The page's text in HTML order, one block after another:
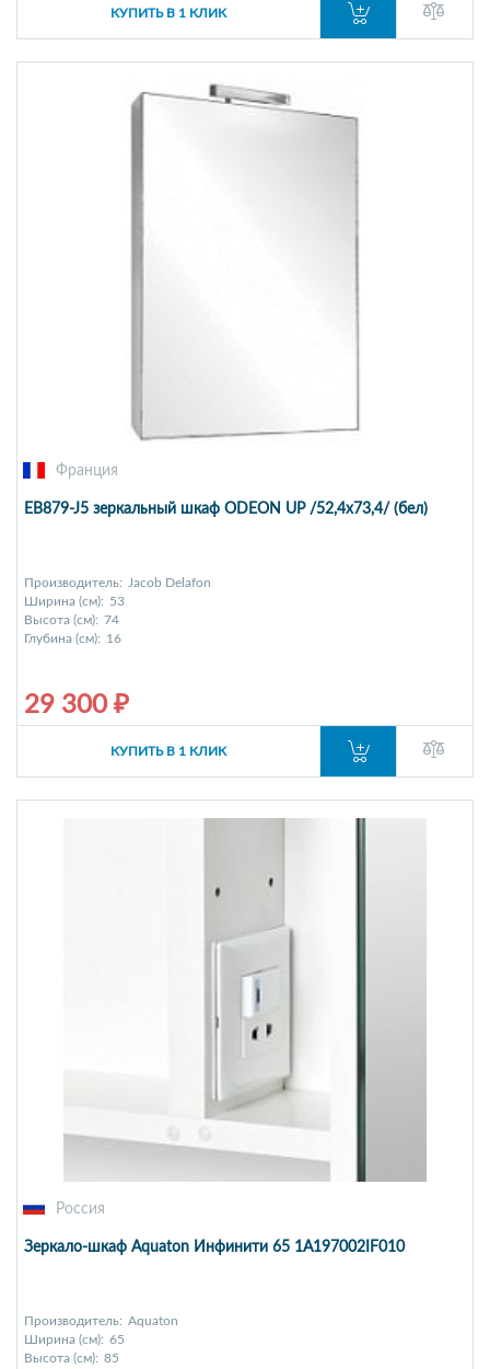
КУПИТЬ В 1 КЛИК
Франция
EB879-J5 зеркальный шкаф ODEON UP /52,4х73,4/ (бел)
Производитель:
Jacob Delafon
Ширина (см): 53
Высота (см): 74
Глубина (см): 16
29 300 ₽
КУПИТЬ В 1 КЛИК
Россия
Зеркало-шкаф Aquaton Инфинити 65 1A197002IF010
Производитель: Aquaton
Ширина (см): 65
Высота (см): 85